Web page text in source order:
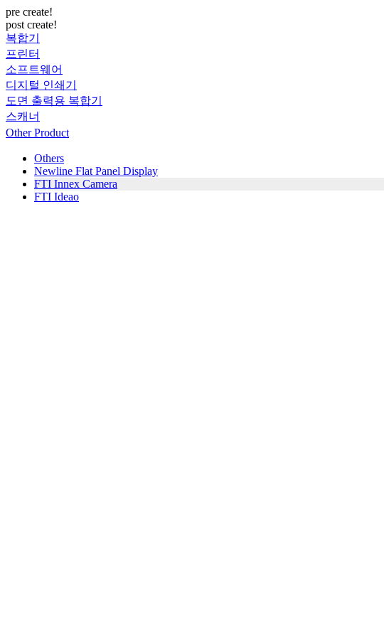
pre create!
post create!
복합기
프린터
소프트웨어
디지털 인쇄기
도면 출력용 복합기
스캐너
Other Product
Others
Newline Flat Panel Display
FTI Innex Camera
FTI Ideao